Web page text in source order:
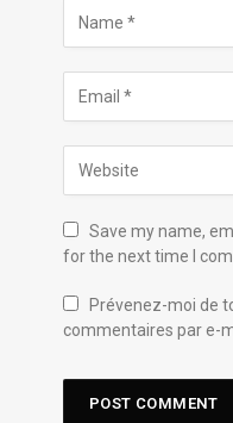
Save my name,
for the next time I
Prévenez-moi de
commentaires par e-